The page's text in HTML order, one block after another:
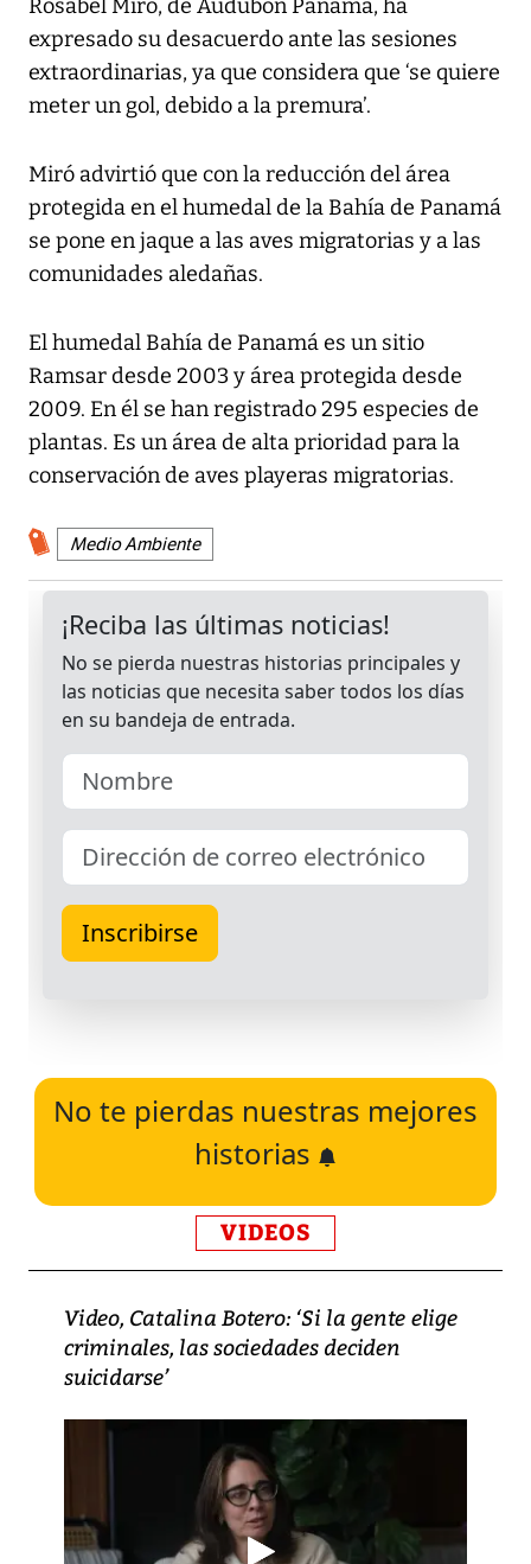
Rosabel Miró, de Audubón Panamá, ha
expresado su desacuerdo ante las sesiones
extraordinarias, ya que considera que ‘se quiere
meter un gol, debido a la premura’.
Miró advirtió que con la reducción del área
protegida en el humedal de la Bahía de Panamá
se pone en jaque a las aves migratorias y a las
comunidades aledañas.
El humedal Bahía de Panamá es un sitio
Ramsar desde 2003 y área protegida desde
2009. En él se han registrado 295 especies de
plantas. Es un área de alta prioridad para la
conservación de aves playeras migratorias.
Medio Ambiente
No te pierdas nuestras mejores
historias
VIDEOS
Video, Catalina Botero: ‘Si la gente elige
criminales, las sociedades deciden
suicidarse’